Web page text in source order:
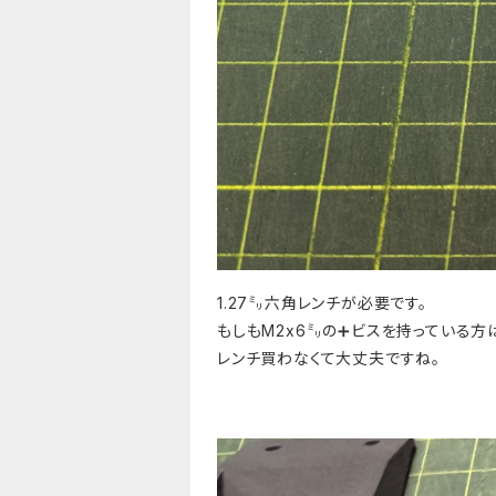
1.27㍉六角レンチが必要です。
もしもM2x6㍉の➕ビスを持っている方
レンチ買わなくて大丈夫ですね。